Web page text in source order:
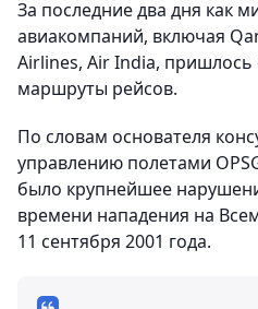
За последние два дня как
авиакомпаний, включая
Airlines, Air India,
маршруты рейсов.
По словам основателя
управлению полетами
было крупнейшее
времени нападения на
11 сентября 2001 года.